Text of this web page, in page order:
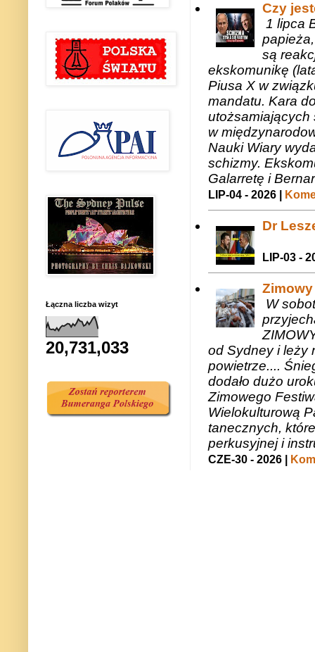
Czy
1 lipca
są
ekskomunikę
Piusa X w
mandatu. Kara
utożsamiających
w
Nauki Wiary
schizmy.
Galarretę i
LIP-04 - 2026 |
Dr
LIP-03 -
W
od Sydney i leży
powietrze....
dodało dużo
Zimowego
Wielokulturową
tanecznych,
perkusyjnej i
CZE-30 - 2026 |
Łączna liczba wizyt
20,731,033